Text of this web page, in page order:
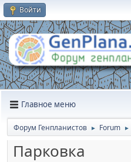
Войти
Главное меню
Форум Генпланистов ► Forum ►
Парковка